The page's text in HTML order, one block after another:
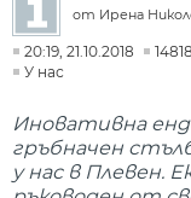
от Ирена
20:19, 21.10.2018 14818
У нас
Иновативна
гръбначен
у нас в Плевен.